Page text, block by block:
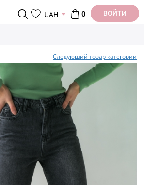
UAH 0 ВОЙТИ
Следуюший товар категории